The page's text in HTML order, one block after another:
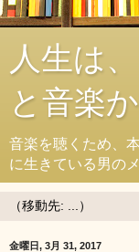
人生は
と音楽
音楽を聴くため、
に生きている男のメ
金曜日, 3月 31, 2017